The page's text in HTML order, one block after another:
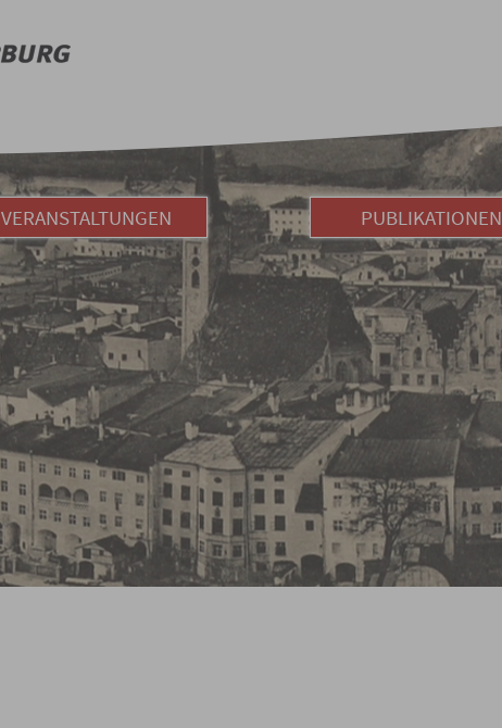
VERANSTALTUNGEN PUBLIKATIONEN